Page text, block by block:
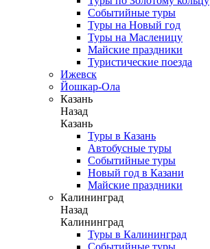
Событийные туры
Туры на Новый год
Туры на Масленицу
Майские праздники
Туристические поезда
Ижевск
Йошкар-Ола
Казань
Назад
Казань
Туры в Казань
Автобусные туры
Событийные туры
Новый год в Казани
Майские праздники
Калининград
Назад
Калининград
Туры в Калининград
Событийные туры